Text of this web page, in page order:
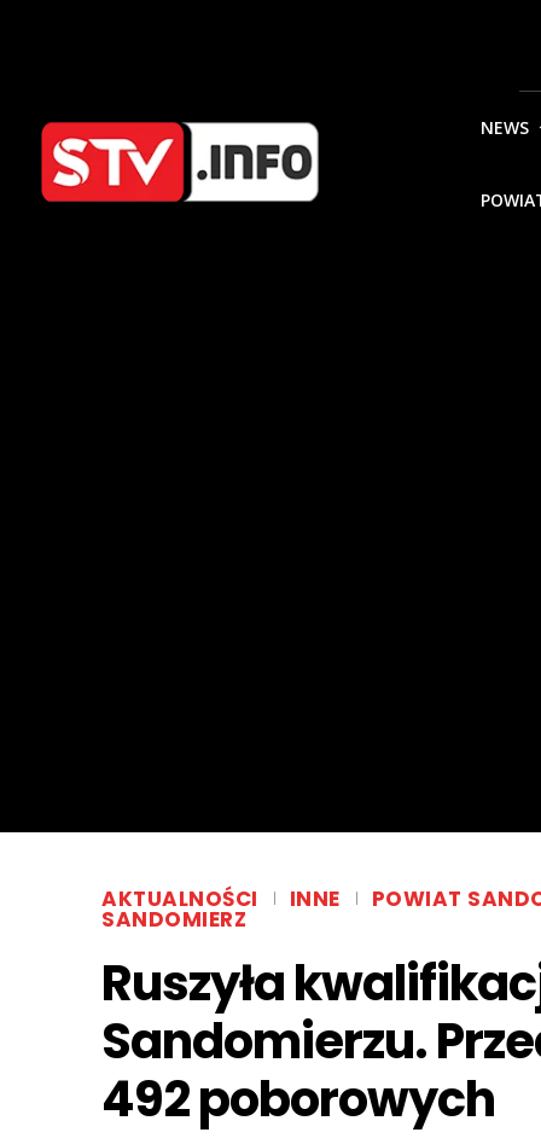
NEWS
AKTUALNOŚCI INNE POWIAT
SANDOMIERZ
Ruszyła
Sandomierzu.
492 poborowych